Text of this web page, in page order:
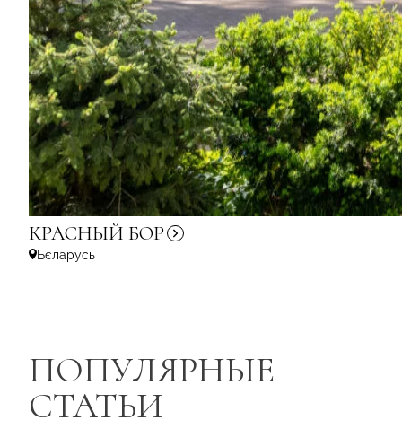
КРАСНЫЙ БОР
Бєларусь
ПОПУЛЯРНЫЕ
СТАТЬИ